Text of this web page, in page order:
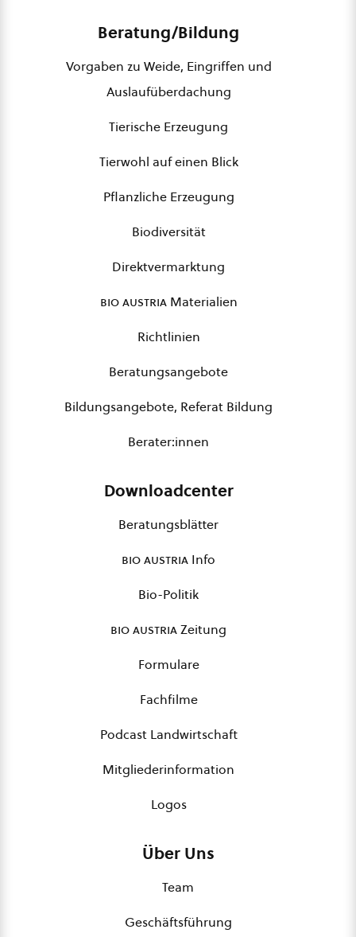
Beratung/Bildung
Vorgaben zu Weide, Eingriffen und
Auslaufüberdachung
Tierische Erzeugung
Tierwohl auf einen Blick
Pflanzliche Erzeugung
Biodiversität
Direktvermarktung
bio austriaMaterialien
Richtlinien
Beratungsangebote
Bildungsangebote, Referat Bildung
Berater:innen
Downloadcenter
Beratungsblätter
bio austria Info
Bio-Politik
bio austriaZeitung
Formulare
Fachfilme
Podcast Landwirtschaft
Mitgliederinformation
Logos
Über Uns
Team
Geschäftsführung